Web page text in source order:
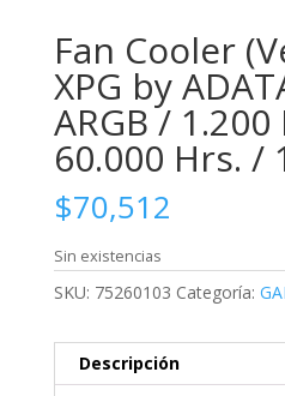
Fan Cooler
XPG by
ARGB / 1.200
60.000 Hrs. /
$70,512
Sin existencias
SKU: 75260103 Categoría:
Descripción